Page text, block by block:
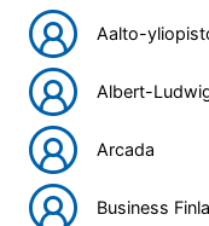
Aalto-
Albert-
Arcada
Business